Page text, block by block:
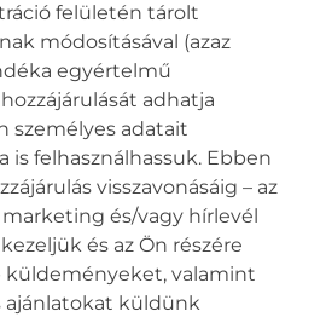
felületén tárolt
módosításával (azaz
egyértelmű
adhatja
személyes adatait
is felhasználhassuk. Ebben
visszavonásáig – az
és/vagy hírlevél
és az Ön részére
küldeményeket, valamint
ajánlatokat küldünk